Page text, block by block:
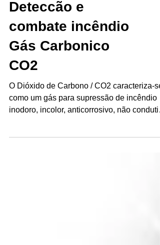
Deteccão e
combate incêndio
Gás Carbonico
CO2
O Dióxido de Carbono / CO2 caracteriza-se
inodoro, incolor, anticorrosivo, não